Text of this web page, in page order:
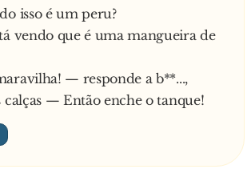
isso é um peru?
vendo que é uma mangueira de
— responde a b**...,
calças — Então enche o tanque!